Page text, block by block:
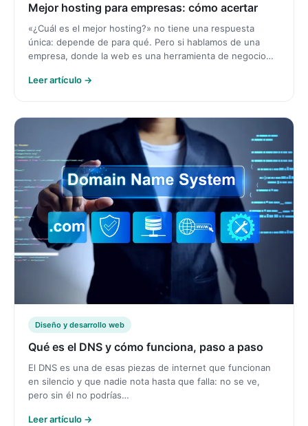
Mejor hosting para empresas: cómo acertar
«¿Cuál es el mejor hosting?» no tiene una respuesta
única: depende de para qué. Pero si hablamos de una
empresa, donde la web es una herramienta de negocio…
Leer artículo →
Diseño y desarrollo web
Qué es el DNS y cómo funciona, paso a paso
El DNS es una de esas piezas de internet que funcionan
en silencio y que nadie nota hasta que falla: no se ve,
pero sin él no podrías…
Leer artículo →